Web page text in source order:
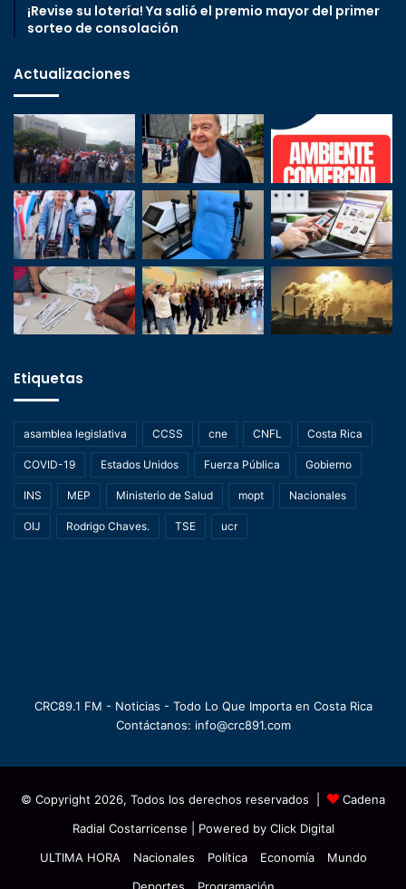
¡Revise su lotería! Ya salió el premio mayor del primer
sorteo de consolación
Actualizaciones
Etiquetas
asamblea legislativa CCSS cne CNFL Costa Rica
COVID-19 Estados Unidos Fuerza Pública Gobierno
INS MEP Ministerio de Salud mopt Nacionales
OIJ Rodrigo Chaves. TSE ucr
CRC89.1 FM - Noticias - Todo Lo Que Importa en Costa Rica
Contáctanos: info@crc891.com
© Copyright 2026, Todos los derechos reservados |
Cadena
Radial Costarricense | Powered by Click Digital
ULTIMA HORA
Nacionales Política Economía
Mundo